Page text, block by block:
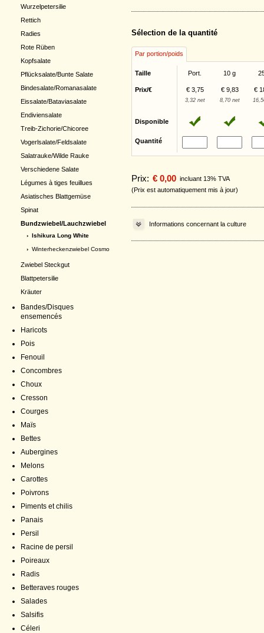
Wurzelpetersilie
Rettich
Radies
Rote Rüben
Kopfsalate
Pflücksalate/Bunte Salate
Bindesalate/Romanasalate
Eissalate/Bataviasalate
Endiviensalate
Treib-Zichorie/Chicoree
Vogerlsalate/Feldsalate
Salatrauke/Wilde Rauke
Verschiedene Salate
Légumes à tiges feuillues
Asiatisches Blattgemüse
Spinat
Bundzwiebel/Lauchzwiebel
› Ishikura Long White
› Winterheckenzwiebel Cosmo
Zwiebel Steckgut
Blattpetersilie
Kräuter
Bandes/Disques
ensemencés
Haricots
Pois
Fenouil
Concombres
Choux
Cresson
Courges
Maïs
Bettes
Aubergines
Melons
Carottes
Poivrons
Piments et chilis
Panais
Persil
Racine de persil
Poireaux
Radis
Betteraves rouges
Salades
Salsifis
Céleri
Sélection de la quantité
Par portion/poids
Taille Port. 10 g
Prix/€ € 3,75 € 9,83 €
3,32 net 8,70 net
Disponible
Quantité
Prix: € 0,00 incluant 13% TVA
(Prix est automatiquement mis à jour)
Informations concernant la culture